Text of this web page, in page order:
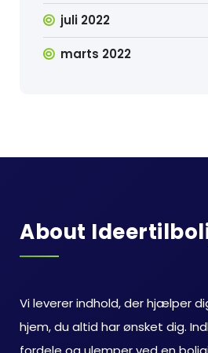
juli 2022
marts 2022
About
Vi leverer indhold, der hjælper
hjem, du altid har ønsket dig.